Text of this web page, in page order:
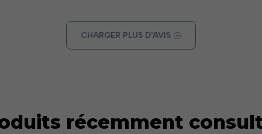
CHARGER PLUS D'AVIS
récemment